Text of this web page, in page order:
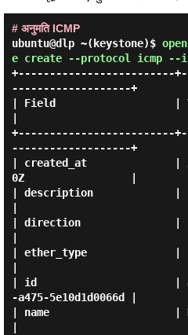
# अनुमति ICMP
ubuntu@dlp ~(keystone)$
e create --protocol icmp --
+-------------------------
-------------------+
| Field                   |
+-------------------------
-------------------+
| created_at              |
0Z                 |
| description             |
| direction               |
| ether_type              |
| id                      |
-a475-5e10d1d0066d |
| name                    |